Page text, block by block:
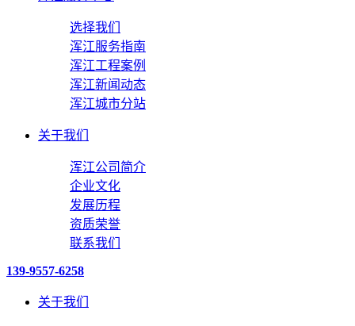
选择我们
浑江服务指南
浑江工程案例
浑江新闻动态
浑江城市分站
关于我们
浑江公司简介
企业文化
发展历程
资质荣誉
联系我们
139-9557-6258
关于我们